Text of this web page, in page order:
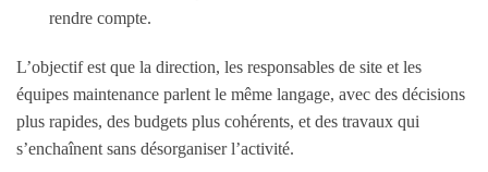
rendre compte.
L’objectif est que la direction, les responsables de site et les
équipes maintenance parlent le même langage, avec des décisions
plus rapides, des budgets plus cohérents, et des travaux qui
s’enchaînent sans désorganiser l’activité.